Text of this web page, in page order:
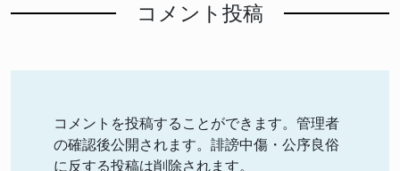
コメント投稿
コメントを投稿することができます。管理者
の確認後公開されます。誹謗中傷・公序良俗
に反する投稿は削除されます。